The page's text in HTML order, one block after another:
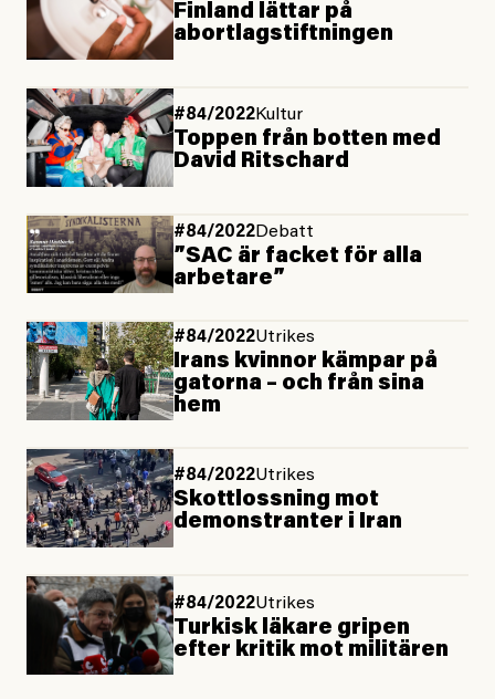
Finland lättar på
abortlagstiftningen
#84/2022Kultur
Toppen från botten med
David Ritschard
#84/2022Debatt
”SAC är facket för alla
arbetare”
#84/2022Utrikes
Irans kvinnor kämpar på
gatorna – och från sina
hem
#84/2022Utrikes
Skottlossning mot
demonstranter i Iran
#84/2022Utrikes
Turkisk läkare gripen
efter kritik mot militären